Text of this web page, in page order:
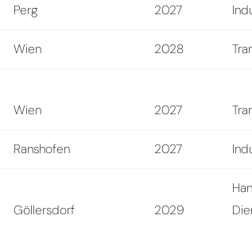
Perg 2027
Wien 2028
Wien 2027
Ranshofen 2027
Göllersdorf 2029